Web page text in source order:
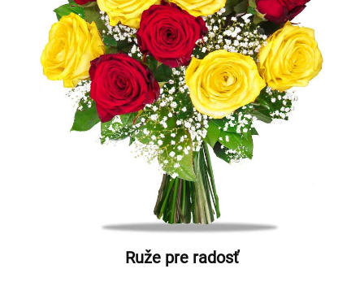
Ruže pre radosť